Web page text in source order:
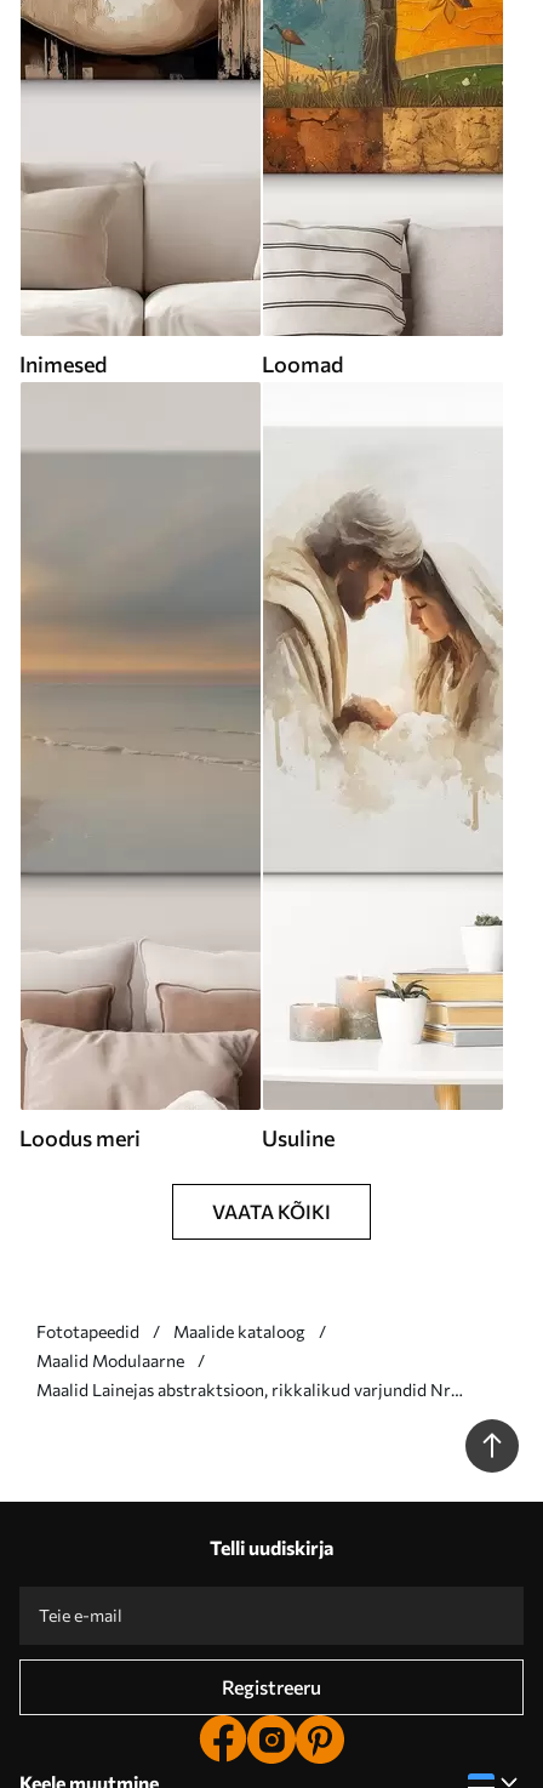
Inimesed Loomad
Loodus meri Usuline
VAATA KÕIKI
Fototapeedid
Maalide kataloog
Maalid Modulaarne
Maalid Lainejas abstraktsioon, rikkalikud varjundid Nr
Telli uudiskirja
Registreeru
Keele muutmine